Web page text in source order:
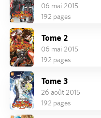
06 mai 2015
192 pages
Tome 2
06 mai 2015
192 pages
Tome 3
26 août 2015
192 pages